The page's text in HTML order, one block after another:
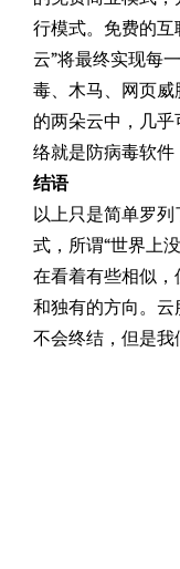
行模式。免费的互
云”将最终实现每
毒、木马、网页威
的两朵云中，几
络就是防病毒软件
结语
以上只是简单罗
式，所谓“世界上
在看着有些相似
和独有的方向。
不会终结，但是我